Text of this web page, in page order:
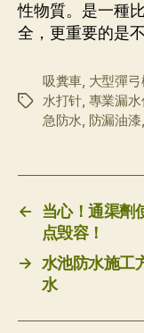
性物質。是一種
全，更重要的是
标
吸糞車, 大型彈
水打针, 專業漏水
急防水, 防漏油漆
←
当心！通渠劑
点毁容！
→
水池防水施工
水